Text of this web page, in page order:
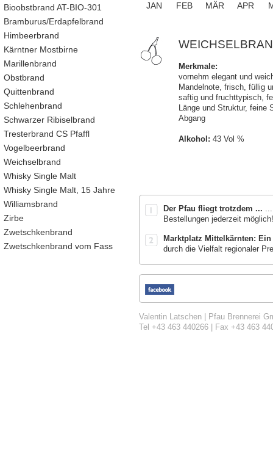
Bioobstbrand AT-BIO-301
Bramburus/Erdapfelbrand
Himbeerbrand
Kärntner Mostbirne
Marillenbrand
Obstbrand
Quittenbrand
Schlehenbrand
Schwarzer Ribiselbrand
Tresterbrand CS Pfaffl
Vogelbeerbrand
Weichselbrand
Whisky Single Malt
Whisky Single Malt, 15 Jahre
Williamsbrand
Zirbe
Zwetschkenbrand
Zwetschkenbrand vom Fass
JAN FEB MÄR APR
Merkmale:
vornehm elegant und
Mandelnote, frisch, füllig
saftig und fruchttypisch,
Länge und Struktur, feine
Abgang
Alkohol: 43 Vol %
Der Pfau fliegt trotzdem ...
Bestellungen jederzeit möglich!
Marktplatz Mittelkärnten:
durch die Vielfalt regionaler
Valentin Latschen | Pfau Brennerei
Tel +43 463 440266 | Fax +43 463